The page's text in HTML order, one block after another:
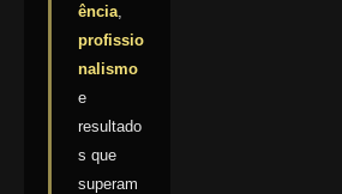
ência
profissio
nalismo
e
resultado
s que
superam